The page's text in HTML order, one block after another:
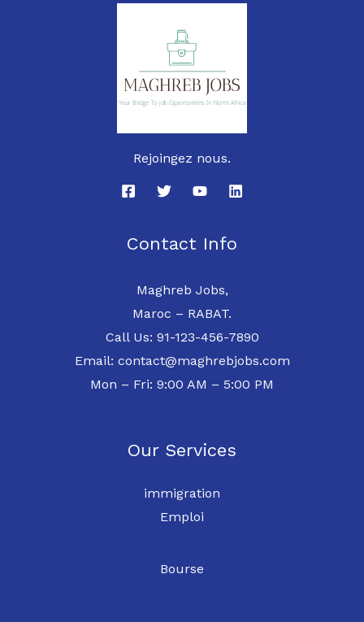
Rejoingez nous.
Contact Info
Maghreb Jobs,
Maroc – RABAT.
Call Us: 91-123-456-7890
Email: contact@maghrebjobs.com
Mon – Fri: 9:00 AM – 5:00 PM
Our Services
immigration
Emploi
Bourse